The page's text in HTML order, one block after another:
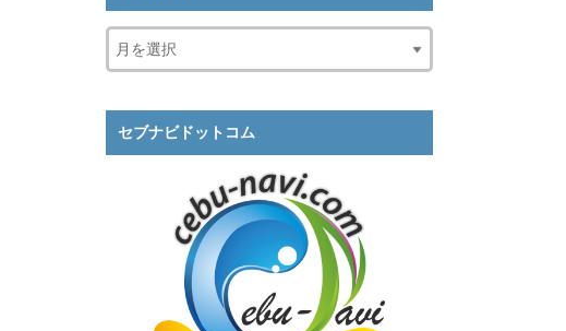
セブナビドットコム